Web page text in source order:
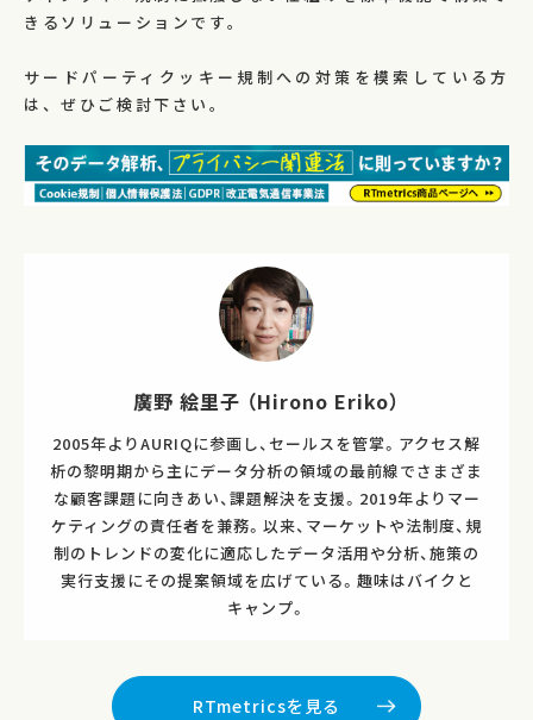
きるソリューションです。
サードパーティクッキー規制への対策を模索している方
は、ぜひご検討下さい。
廣野 絵里子 （Hirono Eriko）
2005年よりAURIQに参画し、セールスを管掌。アクセス解
析の黎明期から主にデータ分析の領域の最前線でさまざま
な顧客課題に向きあい、課題解決を支援。2019年よりマー
ケティングの責任者を兼務。以来、マーケットや法制度、規
制のトレンドの変化に適応したデータ活用や分析、施策の
実行支援にその提案領域を広げている。趣味はバイクと
キャンプ。
RTmetricsを見る